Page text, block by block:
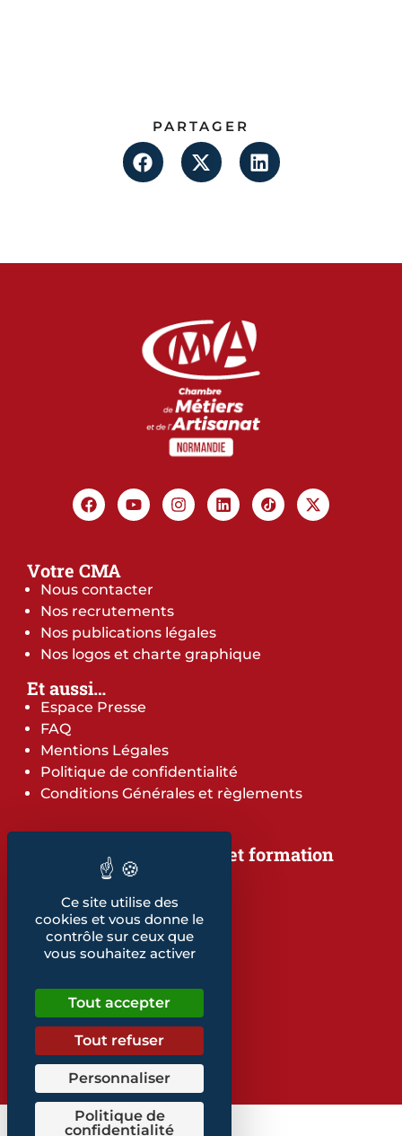
PARTAGER
Votre CMA
Nous contacter
Nos recrutements
Nos publications légales
Nos logos et charte graphique
Et aussi…
Espace Presse
FAQ
Mentions Légales
Politique de confidentialité
Conditions Générales et règlements
Notre offre de services et formation
Notre offre de services
Notre offre de formation
Notre dépliant formation
Les indicateurs
Nos publications
Retrouvez également...
Notre glossaire
Ce site utilise des
cookies et vous donne le
contrôle sur ceux que
vous souhaitez activer
Tout accepter
Tout refuser
Personnaliser
Politique de
confidentialité